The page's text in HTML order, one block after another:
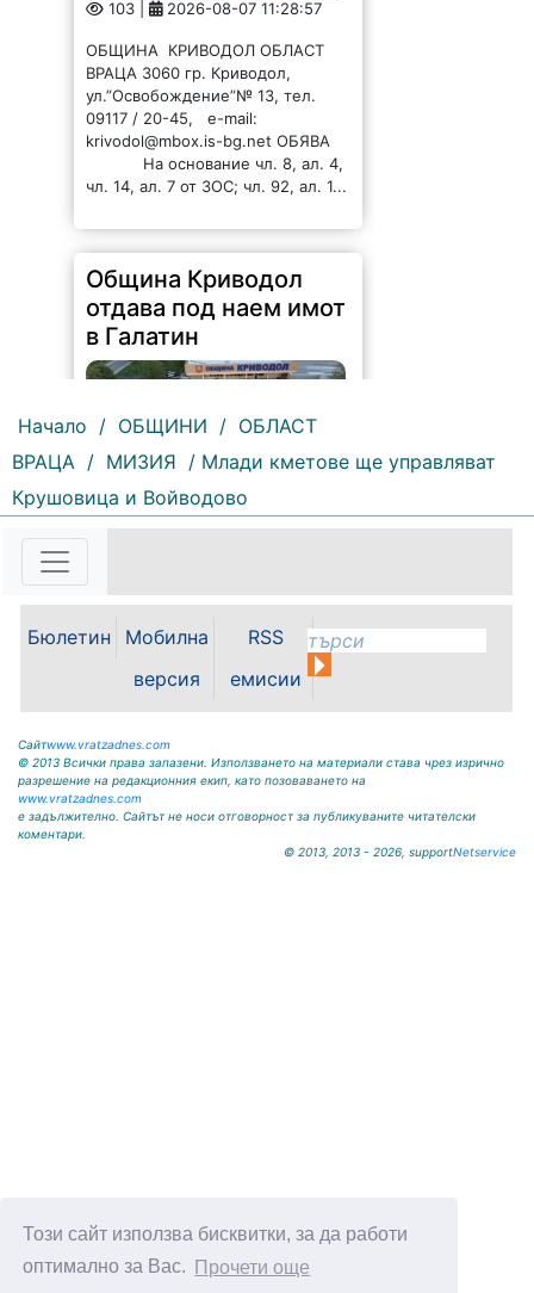
Този сайт използва бисквитки, за да работи
оптимално за Вас.
Прочети още
103 | 2026-08-07 11:28:57
ОБЩИНА КРИВОДОЛ ОБЛАСТ
ВРАЦА 3060 гр. Криводол,
ул.”Освобождение”№ 13, тел.
09117 / 20-45, e-mail:
krivodol@mbox.is-bg.net ОБЯВА
На основание чл. 8, ал. 4,
чл. 14, ал. 7 от ЗОС; чл. 92, ал. 1...
Община Криводол
отдава под наем имот
в Галатин
110 | 2026-08-07 11:27:20
ул.”Освобождение”№ 13, тел.
krivodol@dir.bg ОБЯВА На
основание чл. 8, ал. 4, чл. 14, ал.
7 от ЗОС; чл. 92, ал. 1...
Начало / ОБЩИНИ / ОБЛАСТ
ВРАЦА / МИЗИЯ / Млади кметове ще управляват
Крушовица и Войводово
Бюлетин
Мобилна
версия
RSS
емисии
Сайтwww.vratzadnes.com
© 2013 Всички права запазени. Използването на материали става чрез изрично
разрешение на редакционния екип, като позоваването на
www.vratzadnes.com
е задължително. Сайтът не носи отговорност за публикуваните читателски
коментари.
© 2013, 2013 - 2026, supportNetservice